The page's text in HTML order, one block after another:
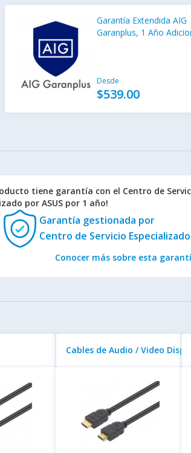
Garantía Extendida AIG
Garanplus, 1 Año
Desde
$539.00
tiene garantía con el Centro de
por ASUS por 1 año!
Garantía gestionada por
Centro de Servicio Especializado
Conocer más sobre esta
Cables de Audio / Video